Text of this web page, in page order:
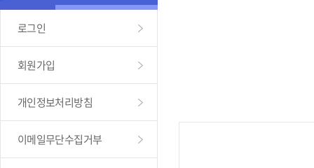
로그인
회원가입
개인정보처리방침
이메일무단수집거부